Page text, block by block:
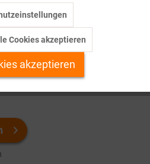
Sie?
Inaktiv
Cookies akzeptieren
akzeptieren